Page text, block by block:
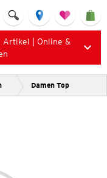
| Online &
Damen Top